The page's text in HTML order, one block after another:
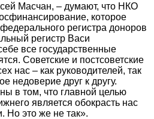
Масчан, – думают, что НКО
которое
регистра доноров
регистр Васи
все государственные
Советские и постсоветские
нас – как руководителей, так
недоверие друг к другу.
в том, что главной целью
является обокрасть нас
Но это же не так».